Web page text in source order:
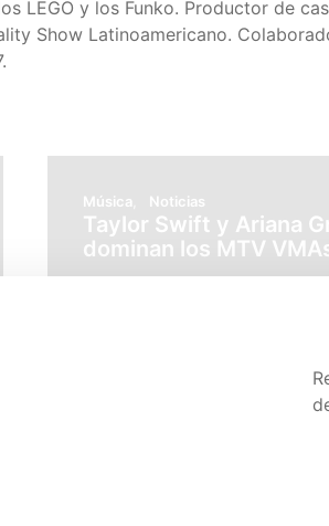
LEGO y los Funko. Productor de
Show Latinoamericano.
Música Noticias
Taylor Swift y Ariana
dominan los MTV